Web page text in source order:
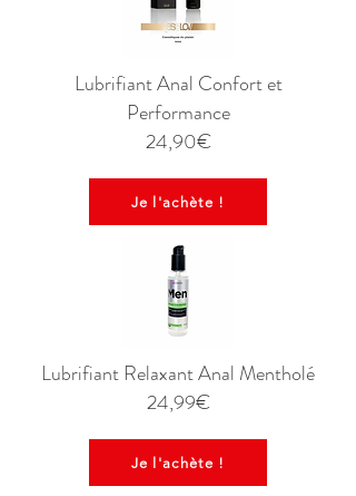
Lubrifiant Anal Confort et
Performance
24,90€
Je l'achète !
Lubrifiant Relaxant Anal Mentholé
24,99€
Je l'achète !